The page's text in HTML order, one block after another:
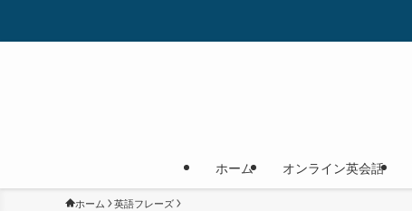
ホーム オンライン英会話
ホーム 英語フレーズ